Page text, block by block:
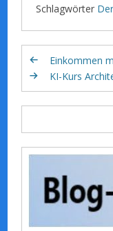
Schlagwörter
Einkommen
KI-Kurs